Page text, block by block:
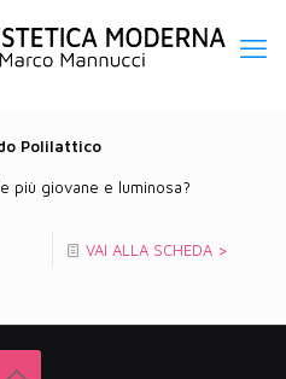
Polilattico
più giovane e luminosa?
VAI ALLA SCHEDA >